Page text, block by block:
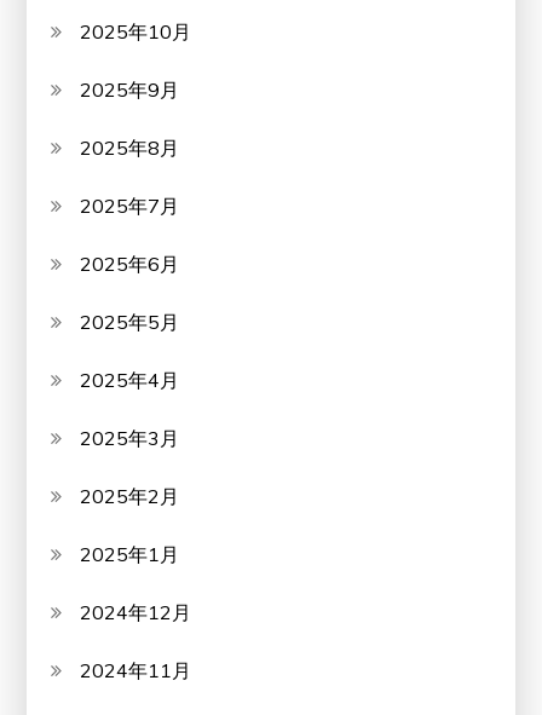
2025年10月
2025年9月
2025年8月
2025年7月
2025年6月
2025年5月
2025年4月
2025年3月
2025年2月
2025年1月
2024年12月
2024年11月